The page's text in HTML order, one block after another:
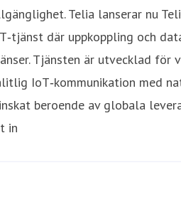
Telia lanserar nu
där uppkoppling och
Tjänsten är utvecklad för
IoT‑kommunikation med
beroende av globala
in